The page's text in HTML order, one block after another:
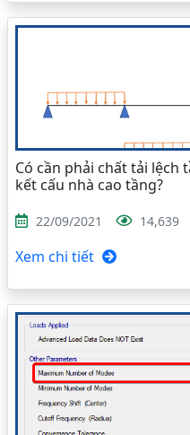
Có cần phải chất tải
kết cấu nhà cao tầng?
22/09/2021 14,639
Xem chi tiết